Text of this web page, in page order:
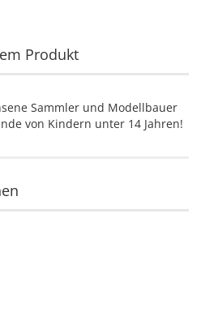
Produkt
Sammler und Modellbauer
von Kindern unter 14 Jahren!